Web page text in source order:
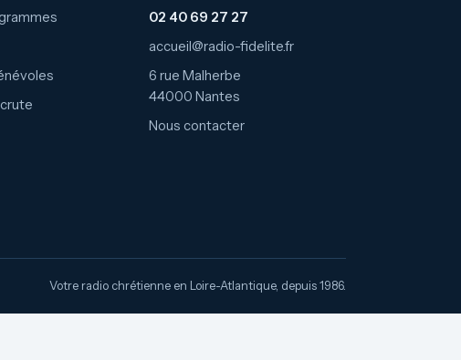
02 40 69 27 27
accueil@radio-fidelite.fr
6 rue Malherbe
44000 Nantes
Nous contacter
Votre radio chrétienne en Loire-Atlantique, depuis 1986.